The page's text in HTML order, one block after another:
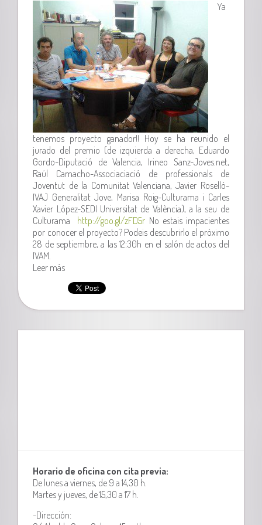
Ya
tenemos proyecto ganador!! Hoy se ha reunido el
jurado del premio (de izquierda a derecha, Eduardo
Gordo-Diputació de Valencia, Irineo Sanz-Joves.net,
Raúl Camacho-Associaciació de professionals de
Joventut de la Comunitat Valenciana, Javier Roselló-
IVAJ Generalitat Jove, Marisa Roig-Culturama i Carles
Xavier López-SEDI Universitat de València), a la seu de
Culturama http://goo.gl/zFD5r No estais impacientes
por conocer el proyecto? Podeis descubrirlo el próximo
28 de septiembre, a las 12:30h en el salón de actos del
IVAM.
Leer más
Horario de oficina con cita previa:
De lunes a viernes, de 9 a 14,30 h.
Martes y jueves, de 15,30 a 17 h.
-Dirección: